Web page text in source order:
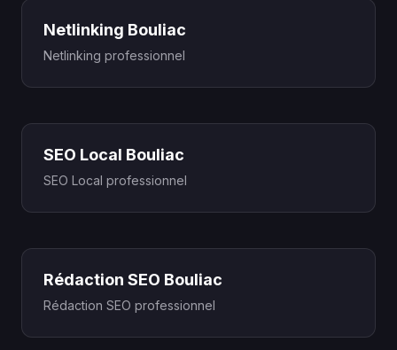
Netlinking Bouliac
Netlinking professionnel
SEO Local Bouliac
SEO Local professionnel
Rédaction SEO Bouliac
Rédaction SEO professionnel